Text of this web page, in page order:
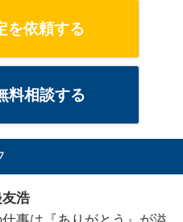
を依頼する
料相談する
浩